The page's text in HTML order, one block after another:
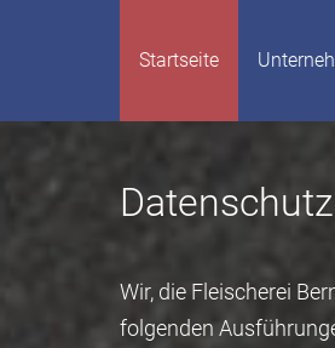
Startseite
Datenschutz
Wir, die Fleischerei
folgenden